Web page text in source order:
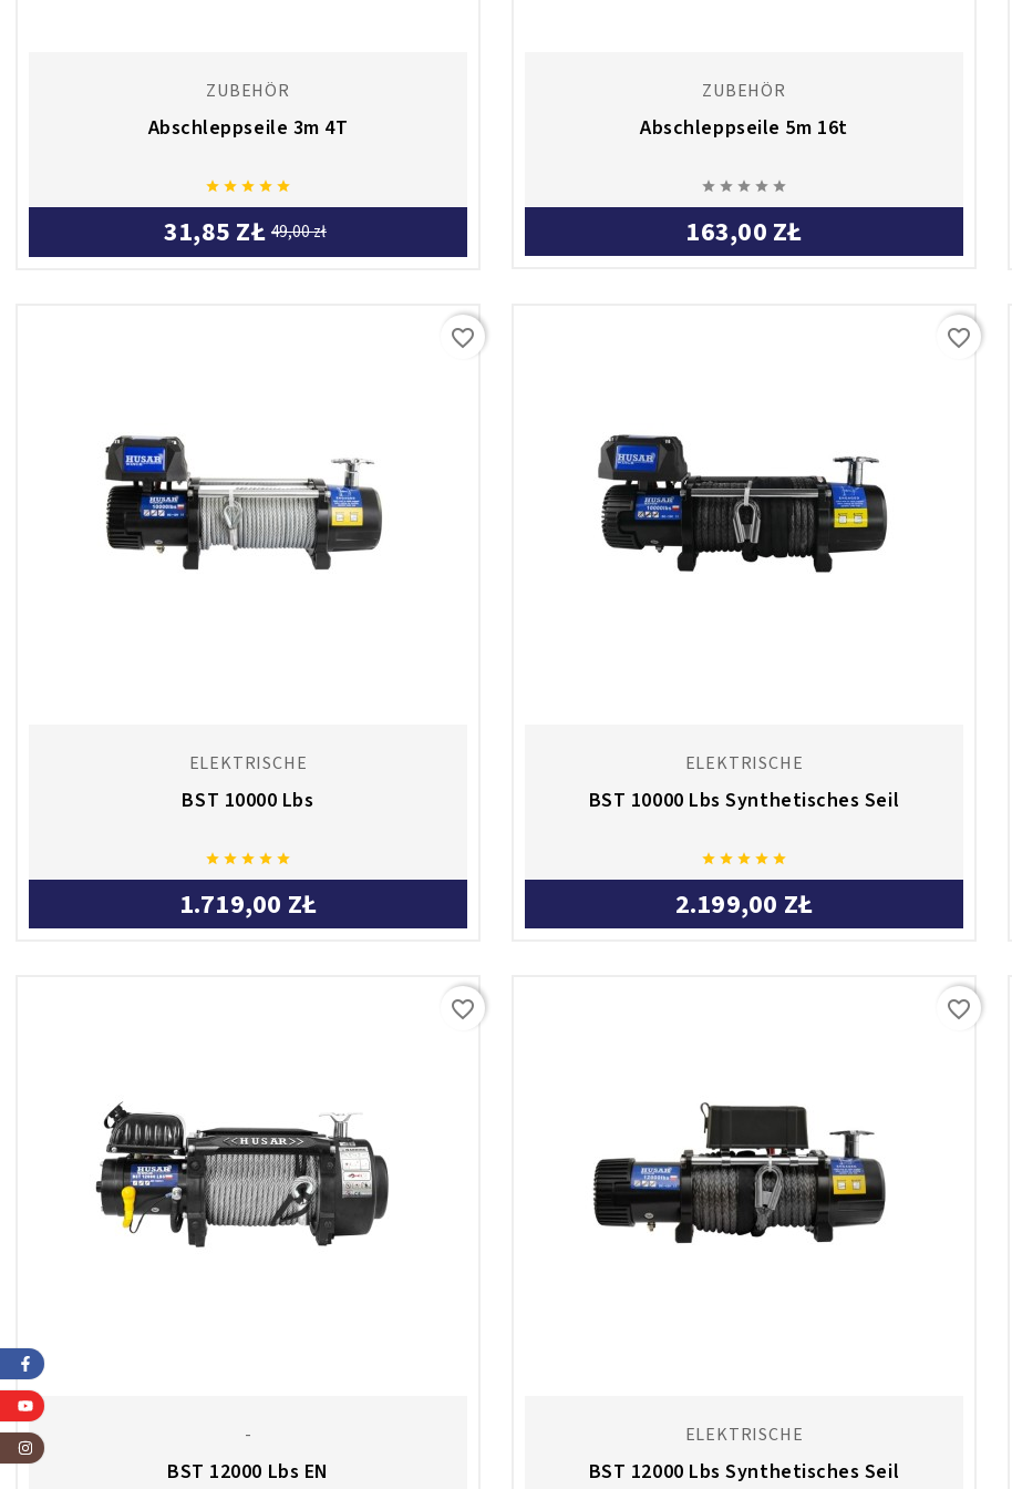
ZUBEHÖR
Abschleppseile 3m 4T
    
31,85 ZŁ 49,00 zł
ZUBEHÖR
Abschleppseile 5m 16t
    
163,00 ZŁ
ELEKTRISCHE
BST 10000 Lbs
    
1.719,00 ZŁ
favorite_border
ELEKTRISCHE
BST 10000 Lbs Synthetisches Seil
    
2.199,00 ZŁ
favorite_border
-
BST 12000 Lbs EN
favorite_border
ELEKTRISCHE
BST 12000 Lbs Synthetisches Seil
favorite_border